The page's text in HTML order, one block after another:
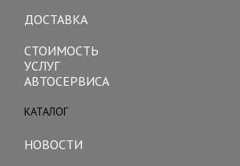
ДОСТАВКА
СТОИМОСТЬ
УСЛУГ
АВТОСЕРВИСА
КАТАЛОГ
НОВОСТИ